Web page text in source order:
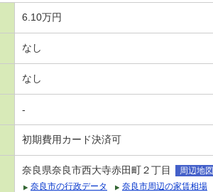
6.10万円
なし
なし
-
初期費用カード決済可
奈良県奈良市西大寺赤田町２丁目
周辺地図
奈良市の行政データ
奈良市周辺の家賃相場